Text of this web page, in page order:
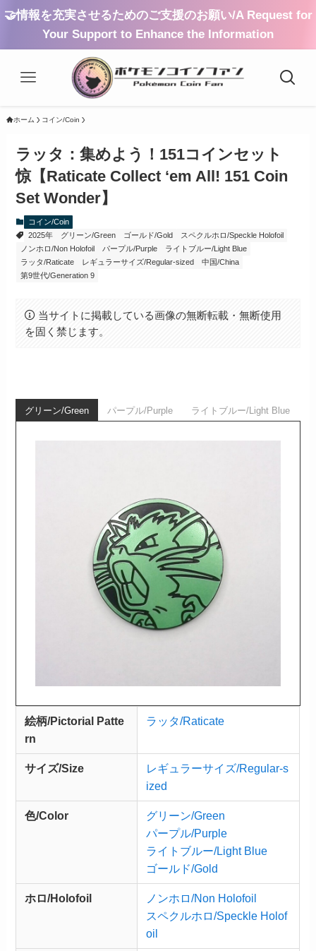
🤝情報を充実させるためのご支援のお願い/A Request for
Your Support to Enhance the Information
ホーム コイン/Coin
ラッタ：集めよう！151コインセット
惊【Raticate Collect ‘em All! 151 Coin
Set Wonder】
コイン/Coin
2025年
グリーン/Green ゴールド/Gold
スペクルホロ/Speckle Holofoil
ノンホロ/Non Holofoil
パープル/Purple
ライトブルー/Light Blue
ラッタ/Raticate
レギュラーサイズ/Regular-sized
中国/China
第9世代/Generation 9
当サイトに掲載している画像の無断転載・無断使用
を固く禁じます。
グリーン/Green パープル/Purple ライトブルー/Light Blue
絵柄/Pictorial Patte
rn
ラッタ/Raticate
サイズ/Size
レギュラーサイズ/Regular-s
ized
色/Color
グリーン/Green
パープル/Purple
ライトブルー/Light Blue
ゴールド/Gold
ホロ/Holofoil
ノンホロ/Non Holofoil
スペクルホロ/Speckle Holof
oil